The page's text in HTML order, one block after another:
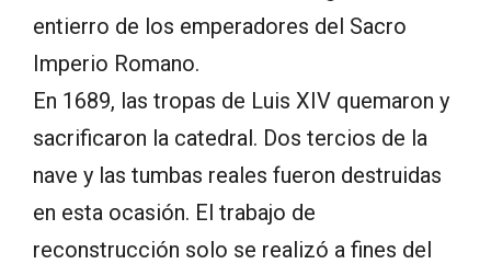
entierro de los emperadores del Sacro
Imperio Romano.
En 1689, las tropas de Luis XIV quemaron y
sacrificaron la catedral. Dos tercios de la
nave y las tumbas reales fueron destruidas
en esta ocasión. El trabajo de
reconstrucción solo se realizó a fines del